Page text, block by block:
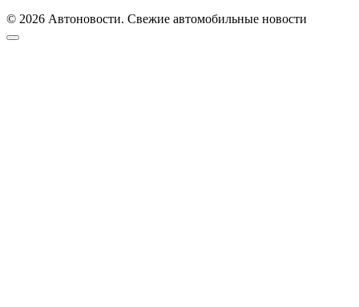
© 2026 Автоновости. Свежие автомобильные новости